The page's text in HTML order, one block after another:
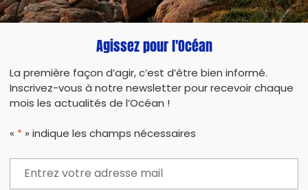
Agissez pour l'Océan
La première façon d’agir, c’est d’être bien informé.
Inscrivez-vous à notre newsletter pour recevoir chaque
mois les actualités de l’Océan !
« * » indique les champs nécessaires